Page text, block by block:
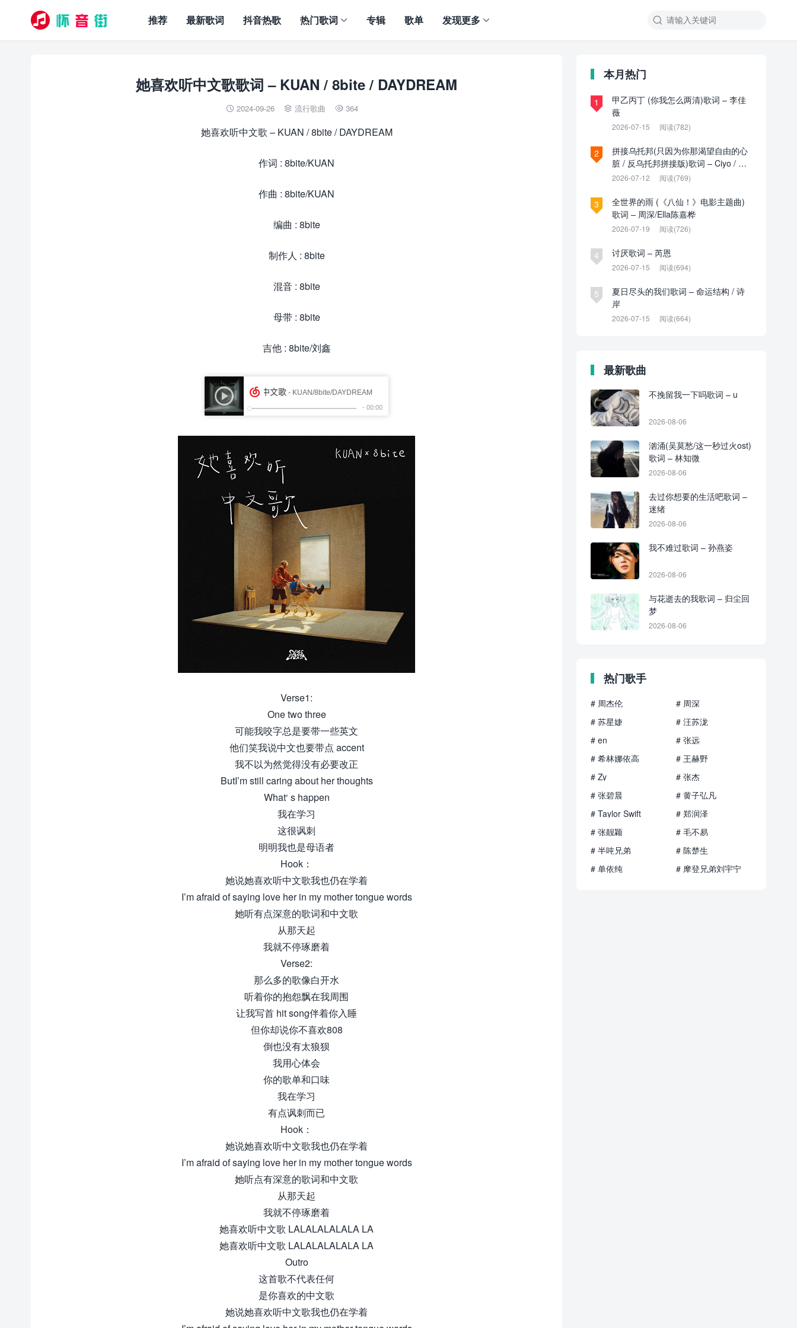

推荐 最新歌词 抖音热歌 热门歌词 专辑 歌单 发现更多
她喜欢听中文歌歌词 – KUAN / 8bite / DAYDREAM
 2024-09-26  流行歌曲  364
她喜欢听中文歌 – KUAN / 8bite / DAYDREAM
作词 : 8bite/KUAN
作曲 : 8bite/KUAN
编曲 : 8bite
制作人 : 8bite
混音 : 8bite
母带 : 8bite
吉他 : 8bite/刘鑫
Verse1:
One two three
可能我咬字总是要带一些英文
他们笑我说中文也要带点 accent
我不以为然觉得没有必要改正
ButI’m still caring about her thoughts
What‘ s happen
我在学习
这很讽刺
明明我也是母语者
Hook：
她说她喜欢听中文歌我也仍在学着
I’m afraid of saying love her in my mother tongue words
她听有点深意的歌词和中文歌
从那天起
我就不停琢磨着
Verse2:
那么多的歌像白开水
听着你的抱怨飘在我周围
让我写首 hit song伴着你入睡
但你却说你不喜欢808
倒也没有太狼狈
我用心体会
你的歌单和口味
我在学习
有点讽刺而已
Hook：
她说她喜欢听中文歌我也仍在学着
I’m afraid of saying love her in my mother tongue words
她听点有深意的歌词和中文歌
从那天起
我就不停琢磨着
她喜欢听中文歌 LALALALALALA LA
她喜欢听中文歌 LALALALALALA LA
Outro
这首歌不代表任何
是你喜欢的中文歌
她说她喜欢听中文歌我也仍在学着
本月热门
1
甲乙丙丁 (你我怎么两清)歌词 – 李佳
薇
2026-07-15 阅读(782)
2
拼接乌托邦(只因为你那渴望自由的心
脏 / 反乌托邦拼接版)歌词 – Ciyo / 见
过夏天P / 乌托邦P
2026-07-12 阅读(769)
3
全世界的雨 (《八仙！》电影主题曲)
歌词 – 周深/Ella陈嘉桦
2026-07-19 阅读(726)
4 讨厌歌词 – 芮恩
2026-07-15 阅读(694)
5
夏日尽头的我们歌词 – 命运结构 / 诗
岸
2026-07-15 阅读(664)
最新歌曲
不挽留我一下吗歌词 – u
2026-08-06
汹涌(吴莫愁/这一秒过火ost)
歌词 – 林知微
2026-08-06
去过你想要的生活吧歌词 –
迷绪
2026-08-06
我不难过歌词 – 孙燕姿
2026-08-06
与花逝去的我歌词 – 归尘回
梦
2026-08-06
热门歌手
# 周杰伦
# 周深
# 苏星婕
# 汪苏泷
# en
# 张远
# 希林娜依高
# 王赫野
# Zy
# 张杰
# 张碧晨
# 黄子弘凡
# Taylor Swift
# 郑润泽
# 张靓颖
# 毛不易
# 半吨兄弟
# 陈楚生
# 单依纯
# 摩登兄弟刘宇宁